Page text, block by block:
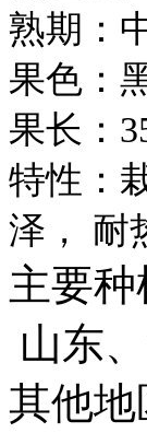
熟期：
果色：
果长：
特性：
泽， 耐
主要
山东
其他地